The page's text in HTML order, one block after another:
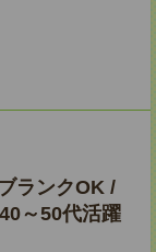
ランクOK /
～50代活躍